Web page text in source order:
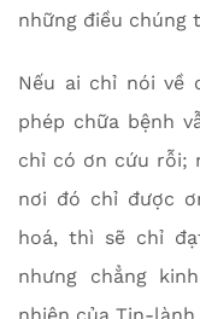
những điều chúng
Nếu ai chỉ nói về
phép chữa bệnh
chỉ có ơn cứu rỗi;
nơi đó chỉ được
hoá, thì sẽ chỉ
nhưng chẳng